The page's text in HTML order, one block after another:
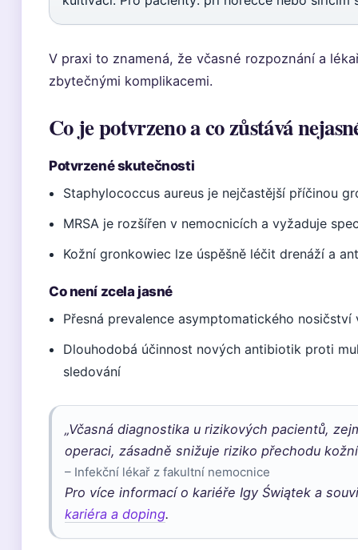
V praxi to znamená, že včasné rozpoznání a
zbytečnými komplikacemi.
Co je potvrzeno a co zůstává
Potvrzené skutečnosti
Staphylococcus aureus je nejčastější příčinou
MRSA je rozšířen v nemocnicích a vyžaduje
Kožní gronkowiec lze úspěšně léčit drenáží a
Co není zcela jasné
Přesná prevalence asymptomatického
Dlouhodobá účinnost nových antibiotik proti
sledování
„Včasná diagnostika u rizikových pacientů,
operaci, zásadně snižuje riziko přechodu
– Infekční lékař z fakultní nemocnice
Pro více informací o kariéře Igy Świątek a
kariéra a doping.